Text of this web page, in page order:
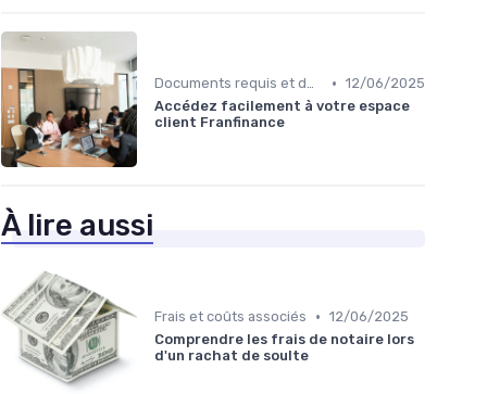
Documents requis et démarches • 12/06/2025
Accédez facilement à votre espace
client Franfinance
À lire aussi
Frais et coûts associés • 12/06/2025
Comprendre les frais de notaire lors
d'un rachat de soulte